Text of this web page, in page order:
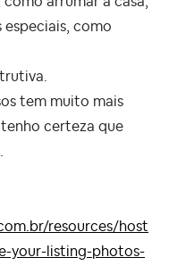
como
tem muito mais
certeza que
resources/host
your-listing-photos-